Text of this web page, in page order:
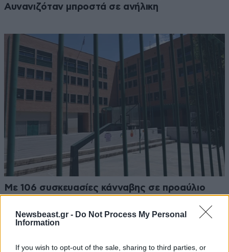
Newsbeast.gr - Do Not Process My Personal
Information
If you wish to opt-out of the sale, sharing to third parties, or
Αυνανιζόταν μπροστά σε ανήλικη
Με 106 συσκευασίες κάνναβης σε προαύλιο
και το έβαλε στα πόδια μόλις είδε τη ΔΙ.ΑΣ.